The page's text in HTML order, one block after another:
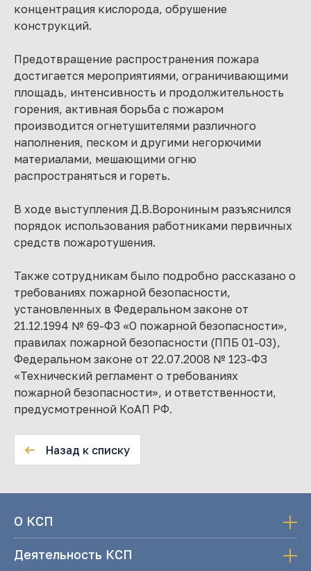
концентрация кислорода, обрушение
конструкций.
Предотвращение распространения пожара
достигается мероприятиями, ограничивающими
площадь, интенсивность и продолжительность
горения, активная борьба с пожаром
производится огнетушителями различного
наполнения, песком и другими негорючими
материалами, мешающими огню
распространяться и гореть.
В ходе выступления Д.В.Ворониным разъяснился
порядок использования работниками первичных
средств пожаротушения.
Также сотрудникам было подробно рассказано о
требованиях пожарной безопасности,
установленных в Федеральном законе от
21.12.1994 № 69-ФЗ «О пожарной безопасности»,
правилах пожарной безопасности (ППБ 01-03),
Федеральном законе от 22.07.2008 № 123-ФЗ
«Технический регламент о требованиях
пожарной безопасности», и ответственности,
предусмотренной КоАП РФ.
Назад к списку
О КСП
Деятельность КСП